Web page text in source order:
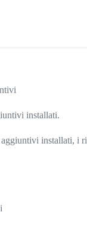
installati.
installati, i